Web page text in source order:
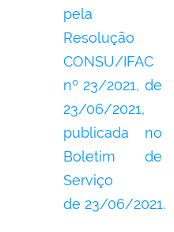
pela
Resolução
CONSU/IFAC
nº 23/2021, de
23/06/2021,
publicada no
Boletim de
Serviço
de 23/06/2021.